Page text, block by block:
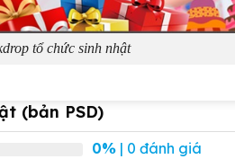
tổ chức sinh nhật
(bản PSD)
0%| 0 đánh giá